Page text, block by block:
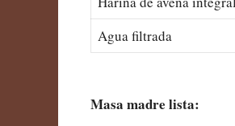
Agua filtrada
Masa madre lista: